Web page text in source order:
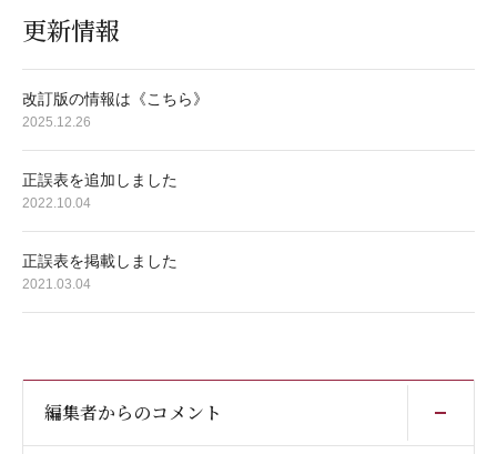
更新情報
改訂版の情報は《こちら》
2025.12.26
正誤表を追加しました
2022.10.04
正誤表を掲載しました
2021.03.04
編集者からのコメント